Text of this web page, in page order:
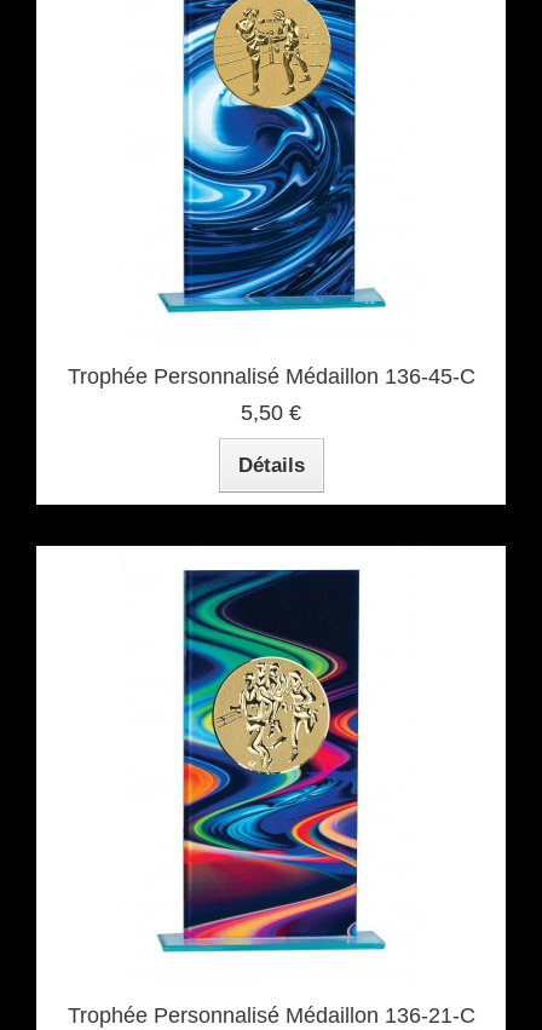
Trophée Personnalisé Médaillon 136-45-C
5,50 €
Détails
Trophée Personnalisé Médaillon 136-21-C